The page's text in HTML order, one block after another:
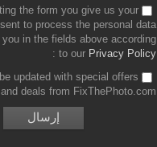
the form you give us your
to process the personal data
in the fields above according
to our Privacy Policy
be updated with special offers
and deals from FixThePhoto.com